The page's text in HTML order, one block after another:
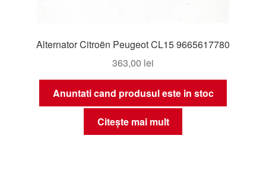
Alternator Citroën Peugeot CL15 9665617780
363,00 lei
Anuntati cand produsul este in stoc
Citește mai mult